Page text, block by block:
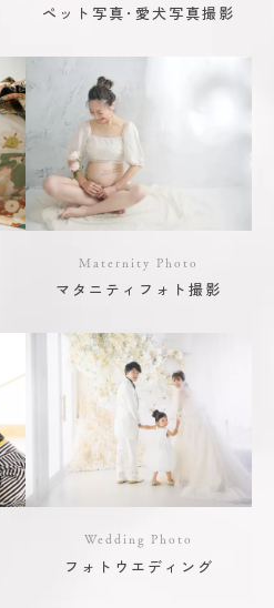
ペット写真･愛犬写真撮影
Maternity Photo
マタニティフォト撮影
Wedding Photo
フォトウエディング